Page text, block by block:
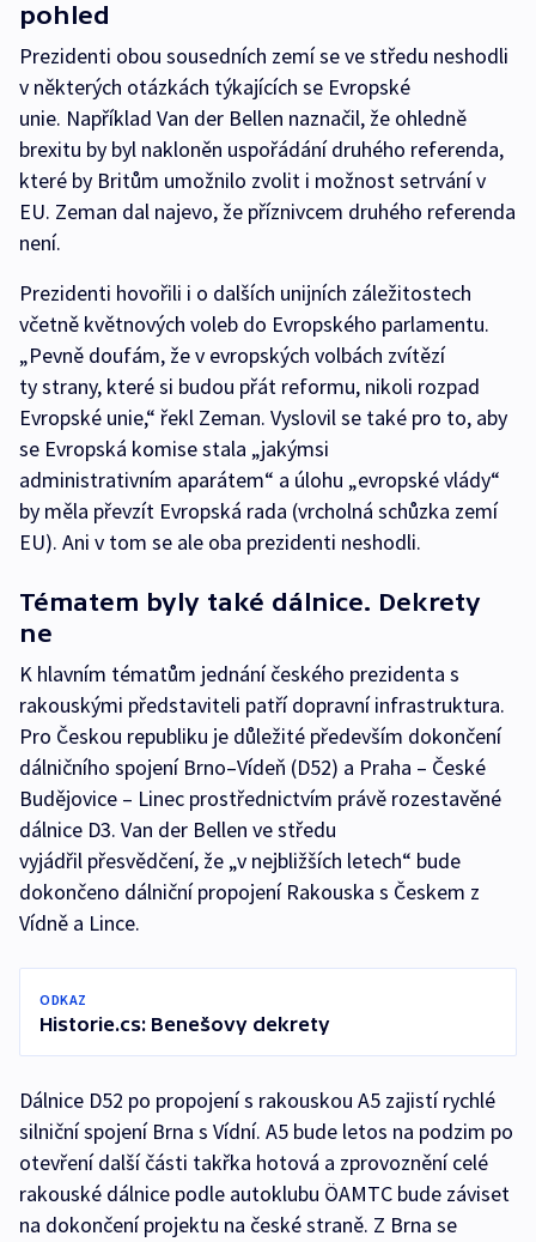
pohled
Prezidenti obou sousedních zemí se ve středu neshodli
v některých otázkách týkajících se Evropské
unie. Například Van der Bellen naznačil, že ohledně
brexitu by byl nakloněn uspořádání druhého referenda,
které by Britům umožnilo zvolit i možnost setrvání v
EU. Zeman dal najevo, že příznivcem druhého referenda
není.
Prezidenti hovořili i o dalších unijních záležitostech
včetně květnových voleb do Evropského parlamentu.
„Pevně doufám, že v evropských volbách zvítězí
ty strany, které si budou přát reformu, nikoli rozpad
Evropské unie,“ řekl Zeman. Vyslovil se také pro to, aby
se Evropská komise stala „jakýmsi
administrativním aparátem“ a úlohu „evropské vlády“
by měla převzít Evropská rada (vrcholná schůzka zemí
EU). Ani v tom se ale oba prezidenti neshodli.
Tématem byly také dálnice. Dekrety
ne
K hlavním tématům jednání českého prezidenta s
rakouskými představiteli patří dopravní infrastruktura.
Pro Českou republiku je důležité především dokončení
dálničního spojení Brno–Vídeň (D52) a Praha – České
Budějovice – Linec prostřednictvím právě rozestavěné
dálnice D3. Van der Bellen ve středu
vyjádřil přesvědčení, že „v nejbližších letech“ bude
dokončeno dálniční propojení Rakouska s Českem z
Vídně a Lince.
ODKAZ
Historie.cs: Benešovy dekrety
Dálnice D52 po propojení s rakouskou A5 zajistí rychlé
silniční spojení Brna s Vídní. A5 bude letos na podzim po
otevření další části takřka hotová a zprovoznění celé
rakouské dálnice podle autoklubu ÖAMTC bude záviset
na dokončení projektu na české straně. Z Brna se